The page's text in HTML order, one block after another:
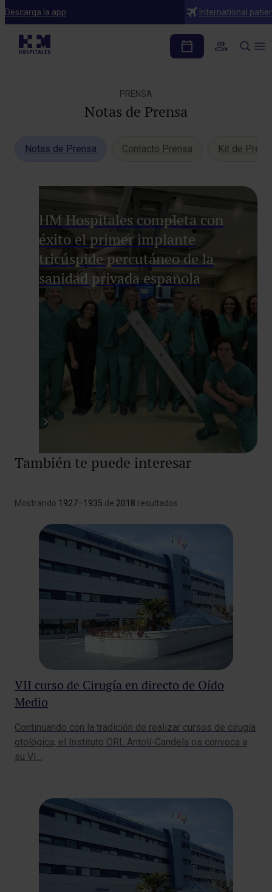
Descarga la app International
PRENSA
Notas de Prensa
Notas de Prensa Contacto Prensa Kit de
HM Hospitales completa con
éxito el primer implante
tricúspide percutáneo de la
sanidad privada española
También te puede interesar
Mostrando 1927–1935 de 2018 resultados
VII curso de Cirugía en directo de Oído
Medio
Continuando con la tradición de realizar cursos de cirugía
otológica, el Instituto ORL Antolí-Candela os convoca a
su VI…